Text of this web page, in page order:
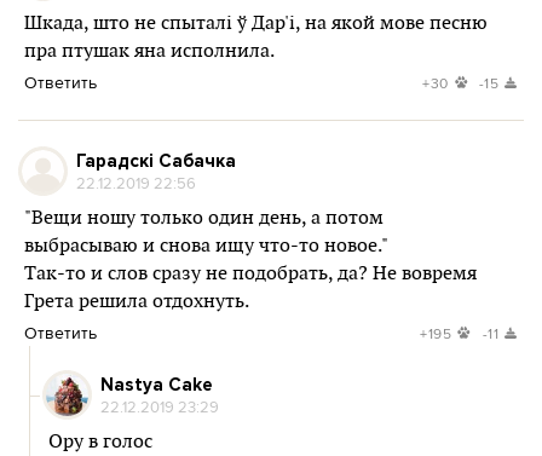
Шкада, што не спыталі ў Дар'і, на якой мове песню
пра птушак яна исполнила.
Ответить +30 -15
Гарадскі Сабачка
22.12.2019 22:56
"Вещи ношу только один день, а потом
выбрасываю и снова ищу что-то новое."
Так-то и слов сразу не подобрать, да? Не вовремя
Грета решила отдохнуть.
Ответить +195 -11
Nastya Cake
22.12.2019 23:29
Ору в голос